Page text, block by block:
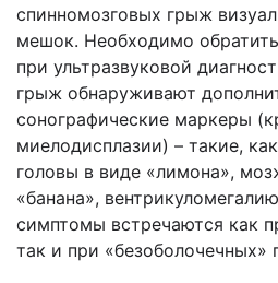
спинномозговых грыж
мешок. Необходимо
при ультразвуковой
грыж обнаруживают
сонографические маркеры
миелодисплазии) – такие,
головы в виде «лимона»,
«банана»,
симптомы встречаются как
так и при «безоболочечных»